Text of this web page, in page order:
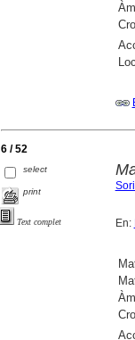
6 / 52
select
print
Text complet En: